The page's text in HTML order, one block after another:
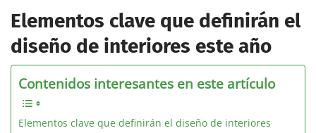
Elementos clave que definirán el
diseño de interiores este año
Contenidos interesantes en este artículo
Elementos clave que definirán el diseño de interiores